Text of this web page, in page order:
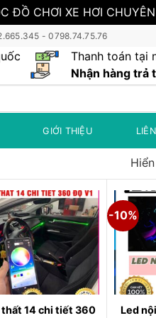
ĐỒ CHƠI XE HƠI
- 0798.74.75.76
Thanh toán tại
Nhận hàng trả
GIỚI THIỆU
thất 14 chi tiết 360
-10%
Led